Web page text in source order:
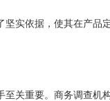
实依据，使其在产品
关重要。商务调查